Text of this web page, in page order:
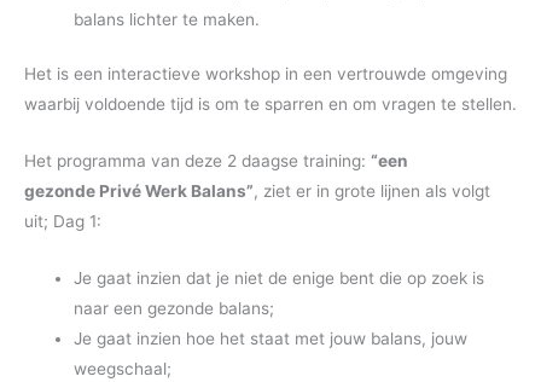
balans lichter te maken.
Het is een interactieve workshop in een vertrouwde omgeving
waarbij voldoende tijd is om te sparren en om vragen te stellen.
Het programma van deze 2 daagse training: “een
gezonde Privé Werk Balans”, ziet er in grote lijnen als volgt
uit; Dag 1:
Je gaat inzien dat je niet de enige bent die op zoek is
naar een gezonde balans;
Je gaat inzien hoe het staat met jouw balans, jouw
weegschaal;